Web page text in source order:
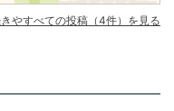
のプレミアムビュッフ
る
やすべての投稿（4件）を見る